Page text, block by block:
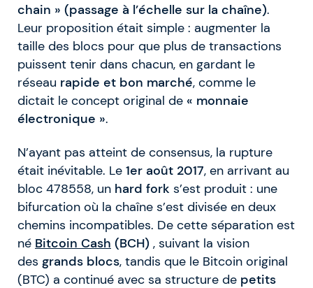
chain » (passage à l’échelle sur la chaîne).
Leur proposition était simple : augmenter la
taille des blocs pour que plus de transactions
puissent tenir dans chacun, en gardant le
réseau rapide et bon marché, comme le
dictait le concept original de « monnaie
électronique ».
N’ayant pas atteint de consensus, la rupture
était inévitable. Le 1er août 2017, en arrivant au
bloc 478558, un hard fork s’est produit : une
bifurcation où la chaîne s’est divisée en deux
chemins incompatibles. De cette séparation est
né Bitcoin Cash (BCH) , suivant la vision
des grands blocs, tandis que le Bitcoin original
(BTC) a continué avec sa structure de petits